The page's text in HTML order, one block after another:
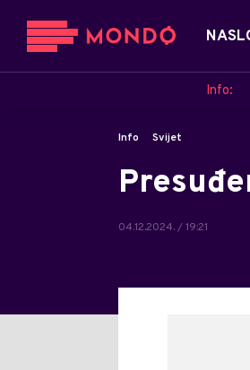
Info:
Info Svijet
04.12.2024. / 19:21